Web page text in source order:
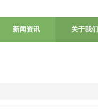
新闻资讯 关于我们